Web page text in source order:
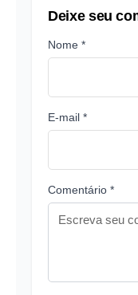
Deixe seu
Nome *
E-mail *
Comentário *